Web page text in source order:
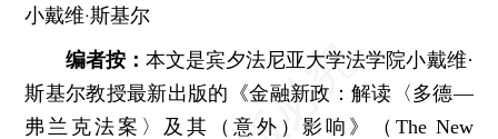
小戴维·斯基尔
编者按： 本文是宾夕法尼亚大学法学院小戴维·
斯基尔教授最新出版的《金融新政：解读〈多德—
弗兰克法案〉及其（意外）影响》（The New